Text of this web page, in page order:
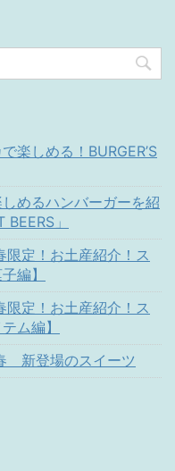
楽しめる！BURGER’S
めるハンバーガーを紹
」
限定！お土産紹介！ス
編】
限定！お土産紹介！ス
ム編】
新登場のスイーツ